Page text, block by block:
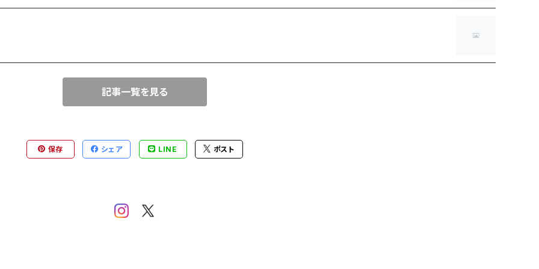
記事一覧を見る
保存 シェア LINE ポスト